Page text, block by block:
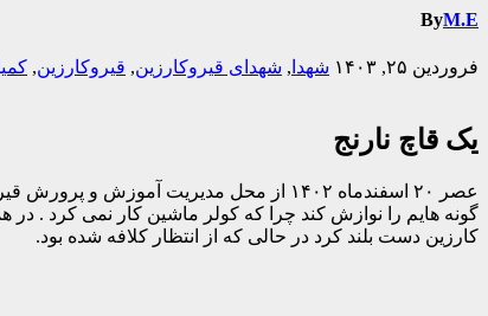
ByM.E
فروردین ۲۵, ۱۴۰۳ شهدا , شهدای قیروکارزین, قیروکارزین,
یک قاچ نارنج
عصر ۲۰ اسفندماه ۱۴۰۲ از محل مدیریت
کارزین دست بلند کرد در حالی که از انتظار کلافه شده بود.